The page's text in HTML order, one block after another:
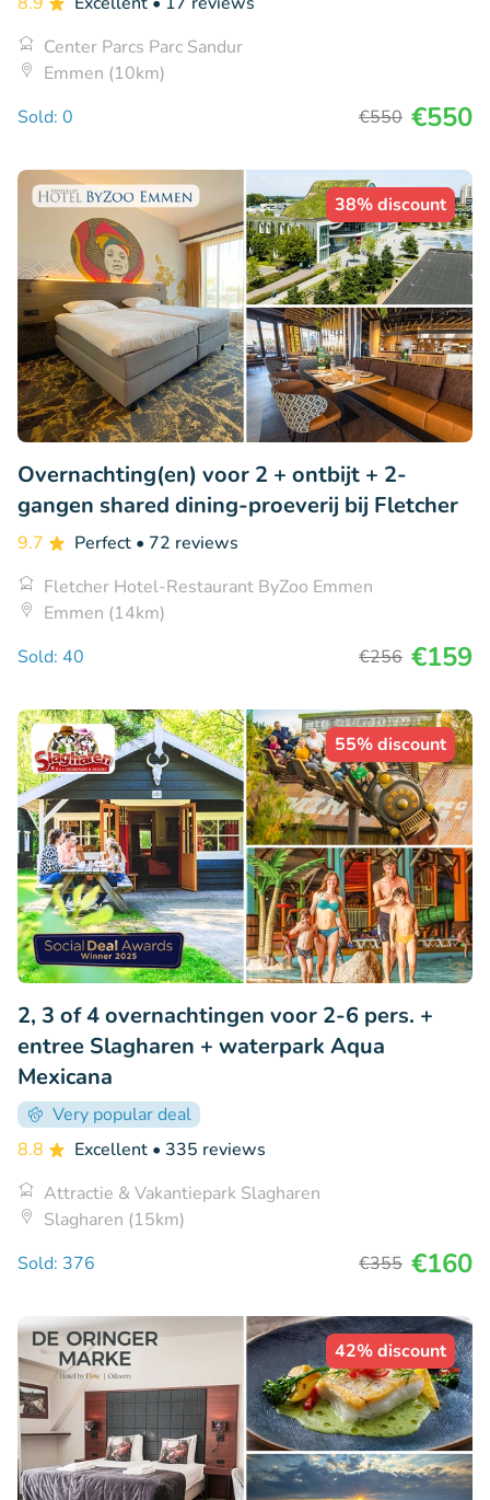
Center Parcs Parc Sandur
Emmen (10km)
Sold: 0
€550 €550
38% discount
Overnachting(en) voor 2 + ontbijt + 2-
gangen shared dining-proeverij bij Fletcher
9.7 Perfect • 72 reviews
Fletcher Hotel-Restaurant ByZoo Emmen
Emmen (14km)
Sold: 40
€256 €159
55% discount
2, 3 of 4 overnachtingen voor 2-6 pers. +
entree Slagharen + waterpark Aqua
Mexicana
Very popular deal
8.8
Excellent • 335 reviews
Attractie & Vakantiepark Slagharen
Slagharen (15km)
Sold: 376
€355 €160
42% discount